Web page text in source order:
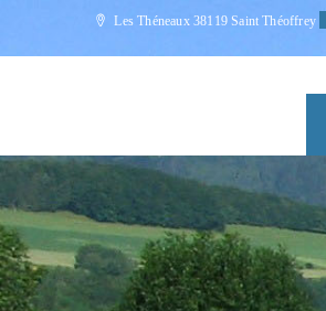
Les Théneaux 38119 Saint Théoffrey
Slider